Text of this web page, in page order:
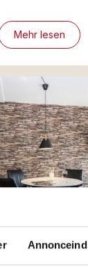
Mehr lesen